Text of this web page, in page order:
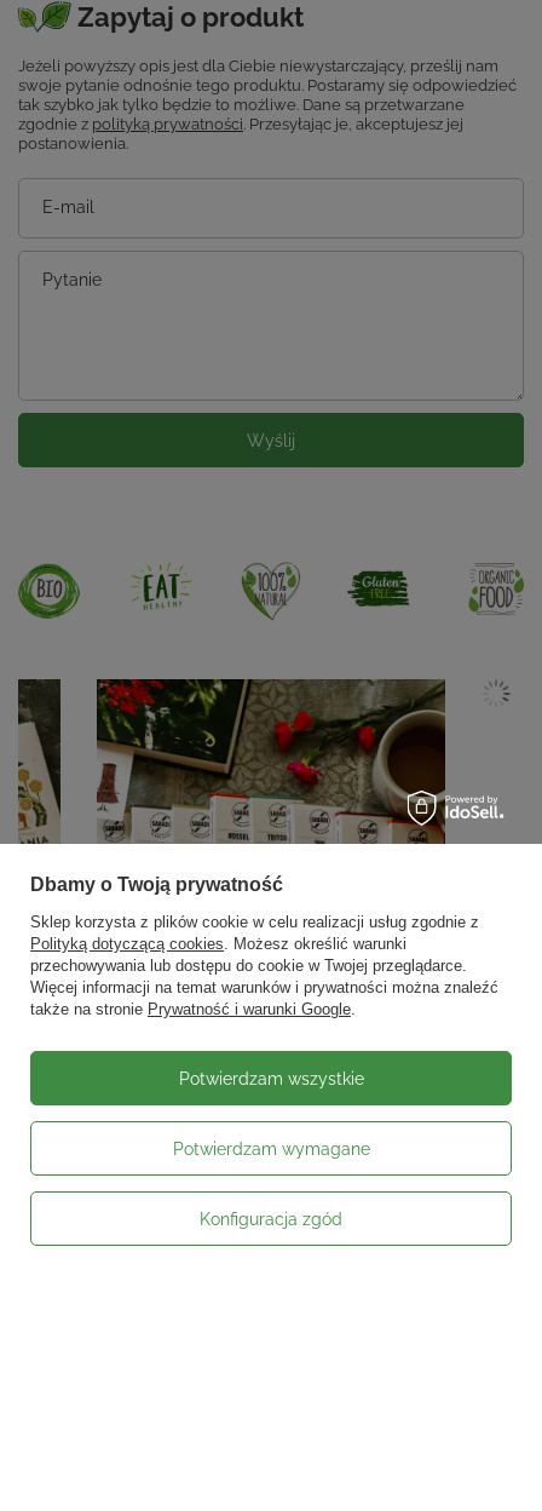
Zapytaj o produkt
Jeżeli powyższy opis jest dla Ciebie niewystarczający, prześlij nam
swoje pytanie odnośnie tego produktu. Postaramy się odpowiedzieć
tak szybko jak tylko będzie to możliwe. Dane są przetwarzane
zgodnie z polityką prywatności. Przesyłając je, akceptujesz jej
postanowienia.
E-mail
Pytanie
Wyślij
Moje zamówienie
Dbamy o Twoją prywatność
Sklep korzysta z plików cookie w celu realizacji usług zgodnie z
Polityką dotyczącą cookies. Możesz określić warunki
przechowywania lub dostępu do cookie w Twojej przeglądarce.
Więcej informacji na temat warunków i prywatności można znaleźć
także na stronie Prywatność i warunki Google.
Potwierdzam wymagane
Konfiguracja zgód
Potwierdzam wszystkie